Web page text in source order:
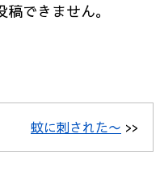
できません。
蚊に刺された〜 >>